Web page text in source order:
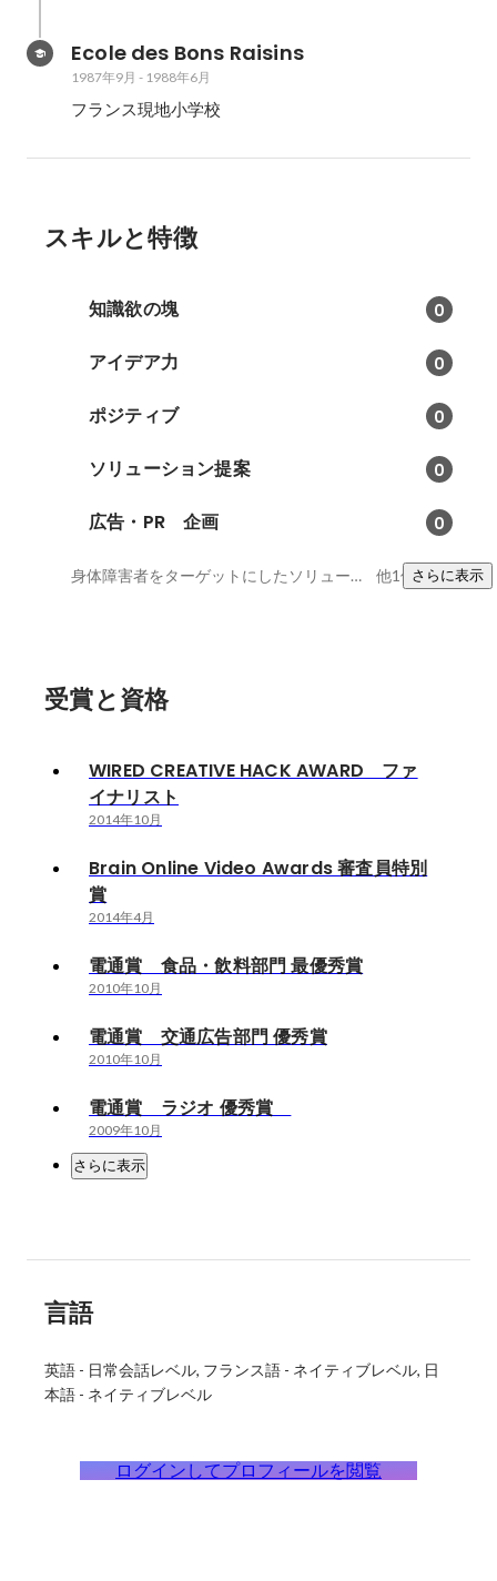
Ecole des Bons Raisins
1987年9月 - 1988年6月
フランス現地小学校
スキルと特徴
知識欲の塊 0
アイデア力 0
ポジティブ 0
ソリューション提案 0
広告・PR 企画 0
身体障害者をターゲットにしたソリューション提案、IP（キャラクター）を使ったソリューション提案、日仏英 他1件さらに表示
受賞と資格
WIRED CREATIVE HACK AWARD ファ
イナリスト
2014年10月
Brain Online Video Awards 審査員特別
賞
2014年4月
電通賞 食品・飲料部門 最優秀賞
2010年10月
電通賞 交通広告部門 優秀賞
2010年10月
電通賞 ラジオ 優秀賞
2009年10月
さらに表示
言語
英語 - 日常会話レベル フランス語 - ネイティブレベル 日
本語 - ネイティブレベル
ログインしてプロフィールを閲覧